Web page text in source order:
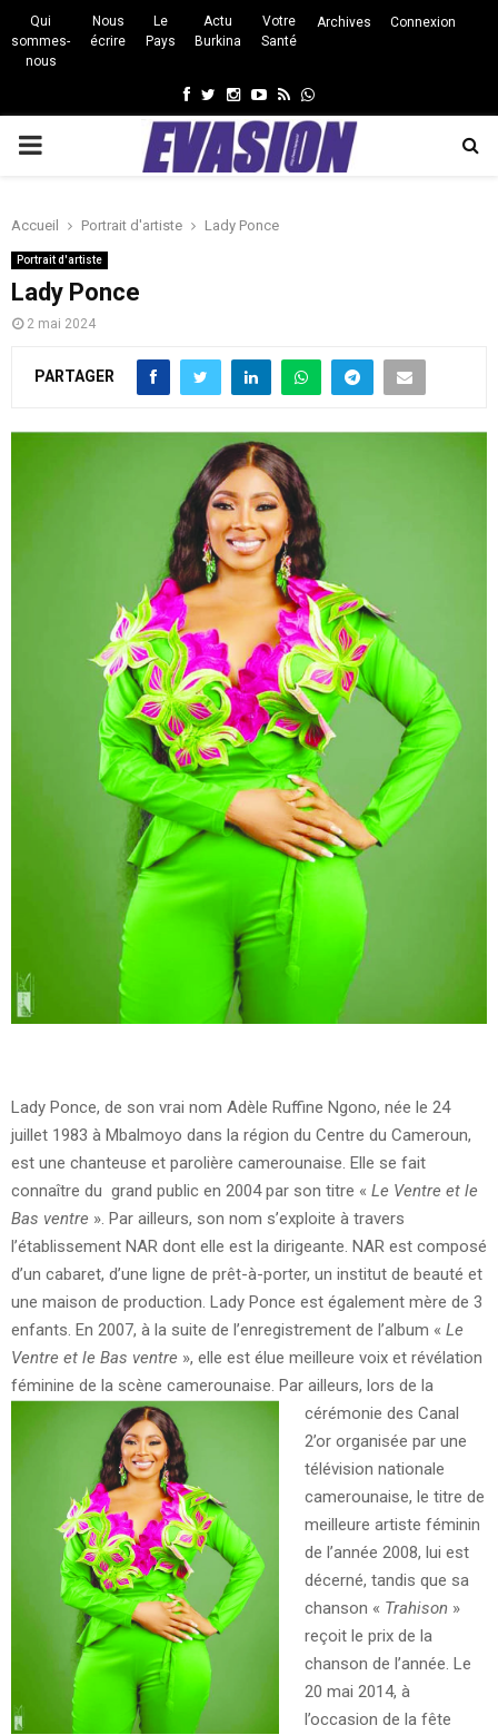
Qui
sommes-
nous
Nous
écrire
Le
Pays
Actu
Burkina
Votre
Santé
Archives Connexion
Facebook
Twitter
Instagram
Youtube
RssWhatsapp
PRIMARY
Accueil Portrait d'artiste Lady Ponce
Portrait d'artiste
Lady Ponce
2 mai 2024
PARTAGER
Lady Ponce, de son vrai nom Adèle Ruffine Ngono, née le 24
juillet 1983 à Mbalmoyo dans la région du Centre du Cameroun,
est une chanteuse et parolière camerounaise. Elle se fait
connaître du grand public en 2004 par son titre « Le Ventre et le
Bas ventre ». Par ailleurs, son nom s’exploite à travers
l’établissement NAR dont elle est la dirigeante. NAR est composé
d’un cabaret, d’une ligne de prêt-à-porter, un institut de beauté et
une maison de production. Lady Ponce est également mère de 3
enfants. En 2007, à la suite de l’enregistrement de l’album « Le
Ventre et le Bas ventre », elle est élue meilleure voix et révélation
féminine de la scène camerounaise. Par ailleurs, lors de la
cérémonie des Canal
2’or organisée par une
télévision nationale
camerounaise, le titre de
meilleure artiste féminin
de l’année 2008, lui est
décerné, tandis que sa
chanson « Trahison »
reçoit le prix de la
chanson de l’année. Le
20 mai 2014, à
l’occasion de la fête